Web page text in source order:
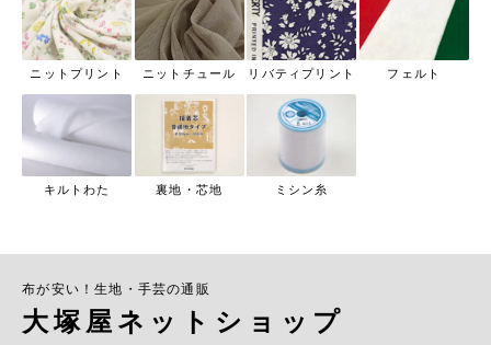
ニットプリント ニットチュール リバティプリント フェルト
キルトわた 裏地・芯地 ミシン糸
布が安い！生地・手芸の通販
大塚屋ネットショップ